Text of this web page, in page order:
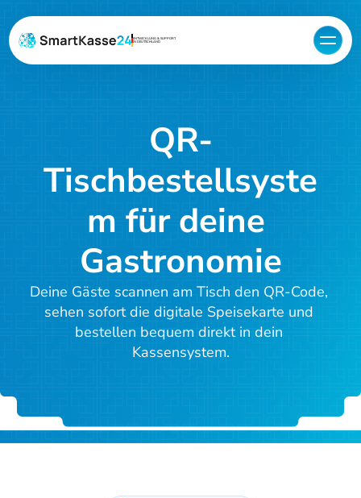
ENTWICKLUNG & SUPPORT
IN DEUTSCHLAND
QR-
Tischbestellsyste
m für deine
Gastronomie
Deine Gäste scannen am Tisch den QR-Code,
sehen sofort die digitale Speisekarte und
bestellen bequem direkt in dein
Kassensystem.